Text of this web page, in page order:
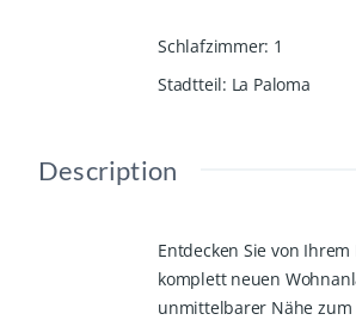
Schlafzimmer: 1
Stadtteil: La Paloma
Description
Entdecken Sie von
komplett neuen
unmittelbarer Nähe zum